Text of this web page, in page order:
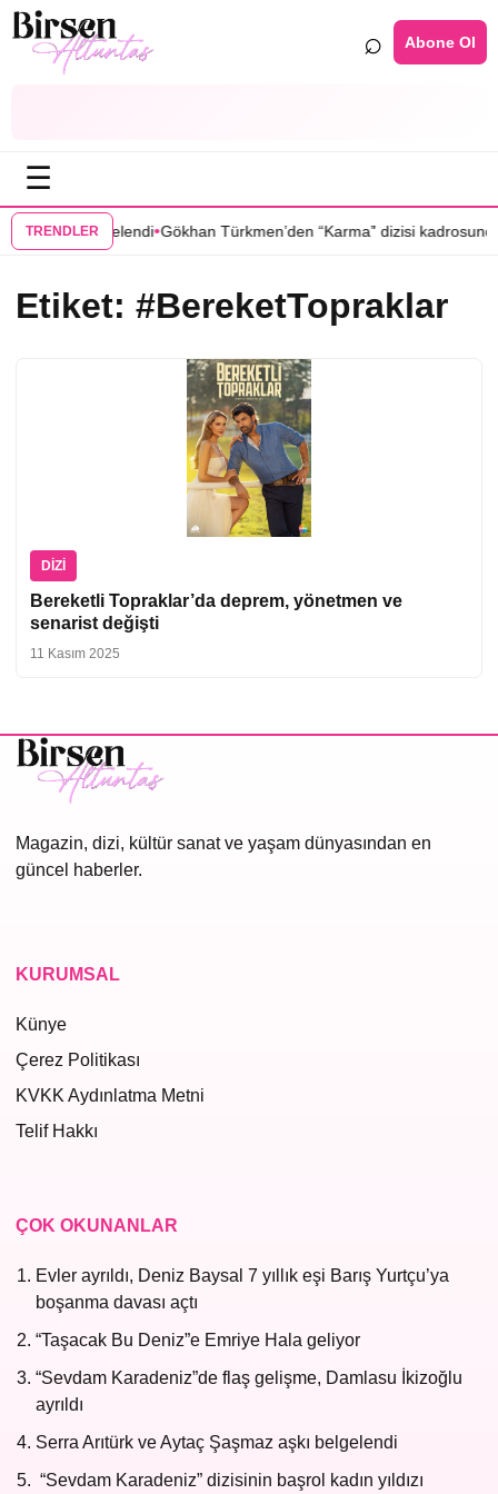
⌕ Abone Ol
☰
TRENDLER
ilkbahara ertelendi•Gökhan Türkmen’den “Karma” dizisi kadrosunda
Etiket: #BereketTopraklar
DIZI
Bereketli Topraklar’da deprem, yönetmen ve
senarist değişti
11 Kasım 2025
Magazin, dizi, kültür sanat ve yaşam dünyasından en
güncel haberler.
KURUMSAL
Künye
Çerez Politikası
KVKK Aydınlatma Metni
Telif Hakkı
ÇOK OKUNANLAR
Evler ayrıldı, Deniz Baysal 7 yıllık eşi Barış Yurtçu’ya
boşanma davası açtı
“Taşacak Bu Deniz”e Emriye Hala geliyor
“Sevdam Karadeniz”de flaş gelişme, Damlasu İkizoğlu
ayrıldı
Serra Arıtürk ve Aytaç Şaşmaz aşkı belgelendi
“Sevdam Karadeniz” dizisinin başrol kadın yıldızı